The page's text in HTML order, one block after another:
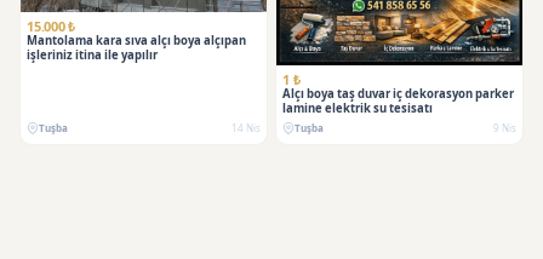
15.000 ₺
Mantolama kara sıva alçı boya alçıpan
işleriniz itina ile yapılır
Tuşba 14 Nis
1 ₺
Alçı boya taş duvar iç dekorasyon parker
lamine elektrik su tesisatı
Tuşba 9 Nis